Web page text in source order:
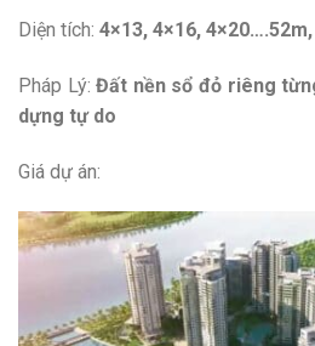
Diện tích: 4×13, 4×16,
Pháp Lý:Đất nền sổ đỏ riêng
dựng tự do
Giá dự án: